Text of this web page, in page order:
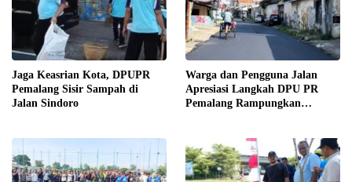
Jaga Keasrian Kota, DPUPR
Pemalang Sisir Sampah di
Jalan Sindoro
Warga dan Pengguna Jalan
Apresiasi Langkah DPU PR
Pemalang Rampungkan